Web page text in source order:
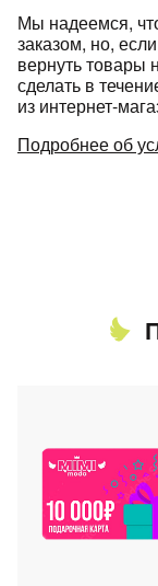
Мы надеемся,
заказом, но,
вернуть товары
сделать в
из интернет-
Подробнее об